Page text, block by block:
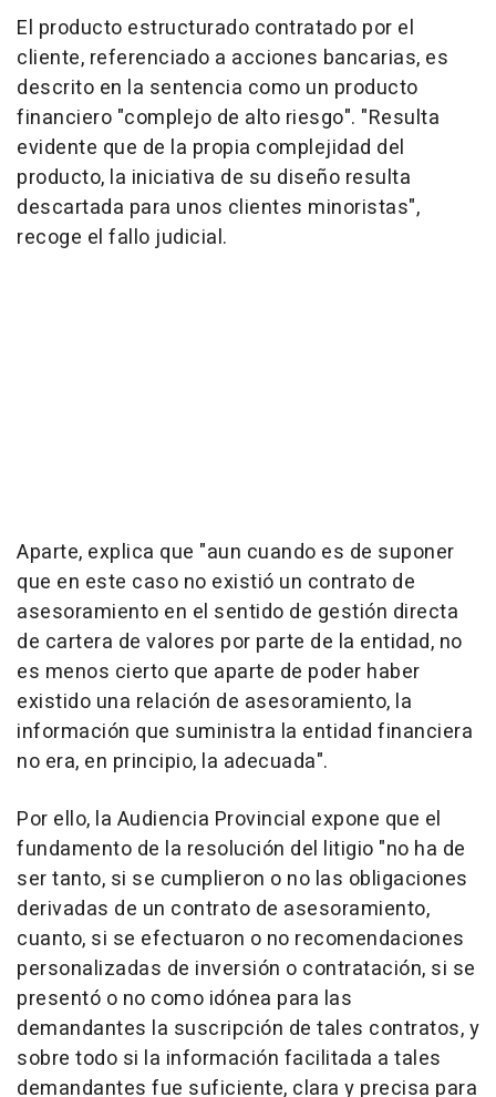
El producto estructurado contratado por el
cliente, referenciado a acciones bancarias, es
descrito en la sentencia como un producto
financiero "complejo de alto riesgo". "Resulta
evidente que de la propia complejidad del
producto, la iniciativa de su diseño resulta
descartada para unos clientes minoristas",
recoge el fallo judicial.
Aparte, explica que "aun cuando es de suponer
que en este caso no existió un contrato de
asesoramiento en el sentido de gestión directa
de cartera de valores por parte de la entidad, no
es menos cierto que aparte de poder haber
existido una relación de asesoramiento, la
información que suministra la entidad financiera
no era, en principio, la adecuada".
Por ello, la Audiencia Provincial expone que el
fundamento de la resolución del litigio "no ha de
ser tanto, si se cumplieron o no las obligaciones
derivadas de un contrato de asesoramiento,
cuanto, si se efectuaron o no recomendaciones
personalizadas de inversión o contratación, si se
presentó o no como idónea para las
demandantes la suscripción de tales contratos, y
sobre todo si la información facilitada a tales
demandantes fue suficiente, clara y precisa para